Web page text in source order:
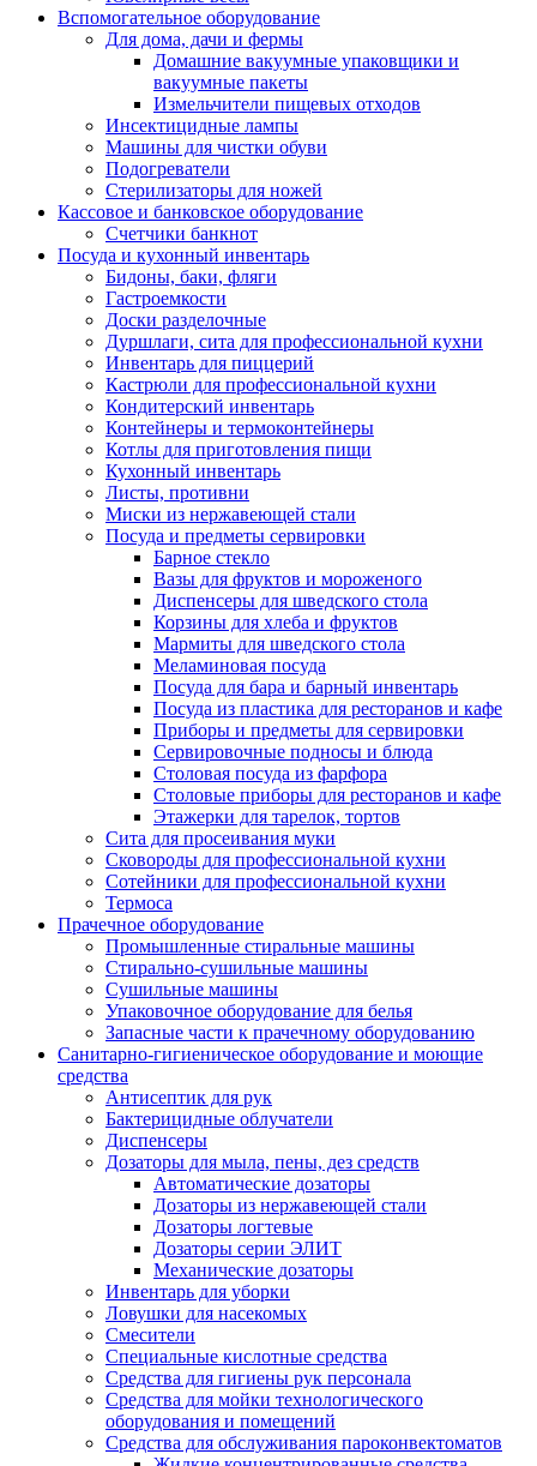
Вспомогательное оборудование
Для дома, дачи и фермы
Домашние вакуумные упаковщики и
вакуумные пакеты
Измельчители пищевых отходов
Инсектицидные лампы
Машины для чистки обуви
Подогреватели
Стерилизаторы для ножей
Кассовое и банковское оборудование
Счетчики банкнот
Посуда и кухонный инвентарь
Бидоны, баки, фляги
Гастроемкости
Доски разделочные
Дуршлаги, сита для профессиональной кухни
Инвентарь для пиццерий
Кастрюли для профессиональной кухни
Кондитерский инвентарь
Контейнеры и термоконтейнеры
Котлы для приготовления пищи
Кухонный инвентарь
Листы, противни
Миски из нержавеющей стали
Посуда и предметы сервировки
Барное стекло
Вазы для фруктов и мороженого
Диспенсеры для шведского стола
Корзины для хлеба и фруктов
Мармиты для шведского стола
Меламиновая посуда
Посуда для бара и барный инвентарь
Посуда из пластика для ресторанов и кафе
Приборы и предметы для сервировки
Сервировочные подносы и блюда
Столовая посуда из фарфора
Столовые приборы для ресторанов и кафе
Этажерки для тарелок, тортов
Сита для просеивания муки
Сковороды для профессиональной кухни
Сотейники для профессиональной кухни
Термоса
Прачечное оборудование
Промышленные стиральные машины
Стирально-сушильные машины
Сушильные машины
Упаковочное оборудование для белья
Запасные части к прачечному оборудованию
Санитарно-гигиеническое оборудование и моющие
средства
Антисептик для рук
Бактерицидные облучатели
Диспенсеры
Дозаторы для мыла, пены, дез средств
Автоматические дозаторы
Дозаторы из нержавеющей стали
Дозаторы логтевые
Дозаторы серии ЭЛИТ
Механические дозаторы
Инвентарь для уборки
Ловушки для насекомых
Смесители
Специальные кислотные средства
Средства для гигиены рук персонала
Средства для мойки технологического
оборудования и помещений
Средства для обслуживания пароконвектоматов